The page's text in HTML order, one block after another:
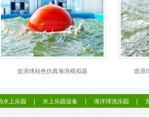
造浪球桔色仿真海浪模拟器 造浪
水上乐园 | 水上乐园设备 | 海洋球池乐园 |